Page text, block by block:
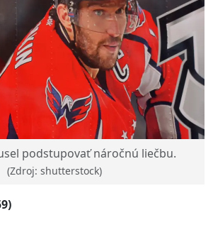
podstupovať náročnú liečbu.
(Zdroj: shutterstock)